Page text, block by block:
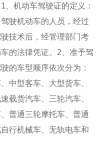
、机动车驾驶证的定义：
驶机动车的人员，经过
技术后，经管理部门考
的法律凭证。2、准予驾
的车型顺序依次分为：
中型客车、大型货车、
载货汽车、三轮汽车、
普通三轮摩托车、普通
行机械车、无轨电车和